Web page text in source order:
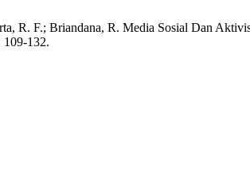
R. F.; Briandana, R. Media Sosial Dan
109-132.